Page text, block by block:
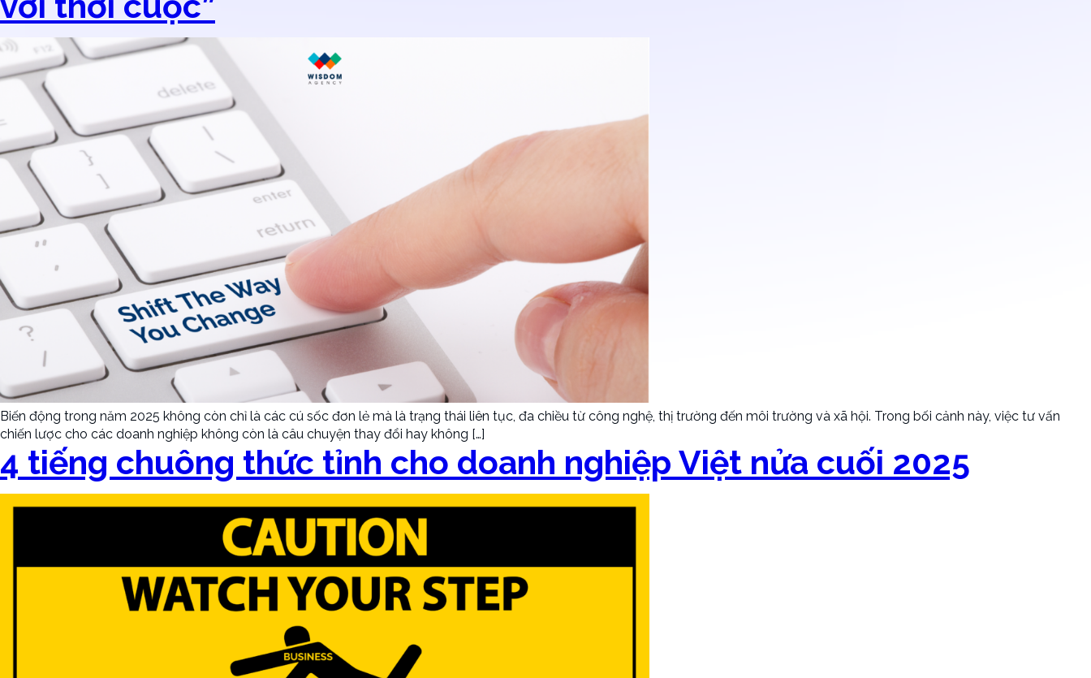
Biến động trong năm 2025 không còn chỉ là các cú sốc đơn lẻ mà là trạng thái liên tục, đa chiều từ công nghệ, thị trường đến môi trường và xã hội. Trong bối cảnh này, việc tư vấn
chiến lược cho các doanh nghiệp không còn là câu chuyện thay đổi hay không […]
4 tiếng chuông thức tỉnh cho doanh nghiệp Việt nửa cuối 2025